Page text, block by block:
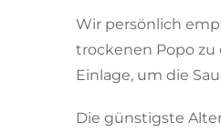
Wir persönlich
trockenen Popo
Einlage, um die
Die günstigste